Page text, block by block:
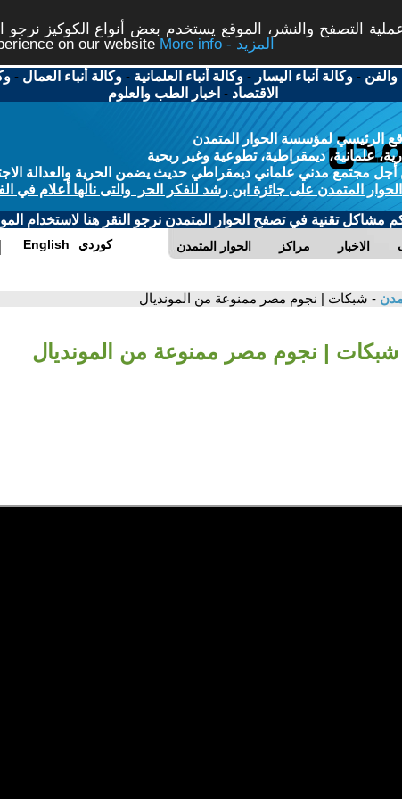
التصفح والنشر، الموقع يستخدم بعض أنواع الكوكيز
on our website
More info - المزيد
والفن -وكالة أنباء اليسار -وكالة أنباء العلمانية -وكالة أنباء العمال -
الاقتصاد - اخبار الطب والعلوم
الرئيسي لمؤسسة الحوار المتمدن
علمانية، ديمقراطية، تطوعية وغير ربحية
مجتمع مدني علماني ديمقراطي حديث يضمن الحرية والعدالة
المتمدن على جائزة ابن رشد للفكر الحر والتى نالها أعلام في
مشاكل تقنية في تصفح الحوار المتمدن نرجو النقر هنا لاستخدام
الحوار المتمدن مراكز الاخبار English كوردي
- شبكات | نجوم مصر ممنوعة من المونديال
| نجوم مصر ممنوعة من المونديال